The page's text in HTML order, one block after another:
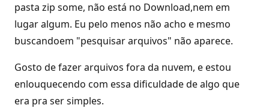
pasta zip some, não está no Download,nem em
lugar algum. Eu pelo menos não acho e mesmo
buscandoem "pesquisar arquivos" não aparece.
Gosto de fazer arquivos fora da nuvem, e estou
enlouquecendo com essa dificuldade de algo que
era pra ser simples.